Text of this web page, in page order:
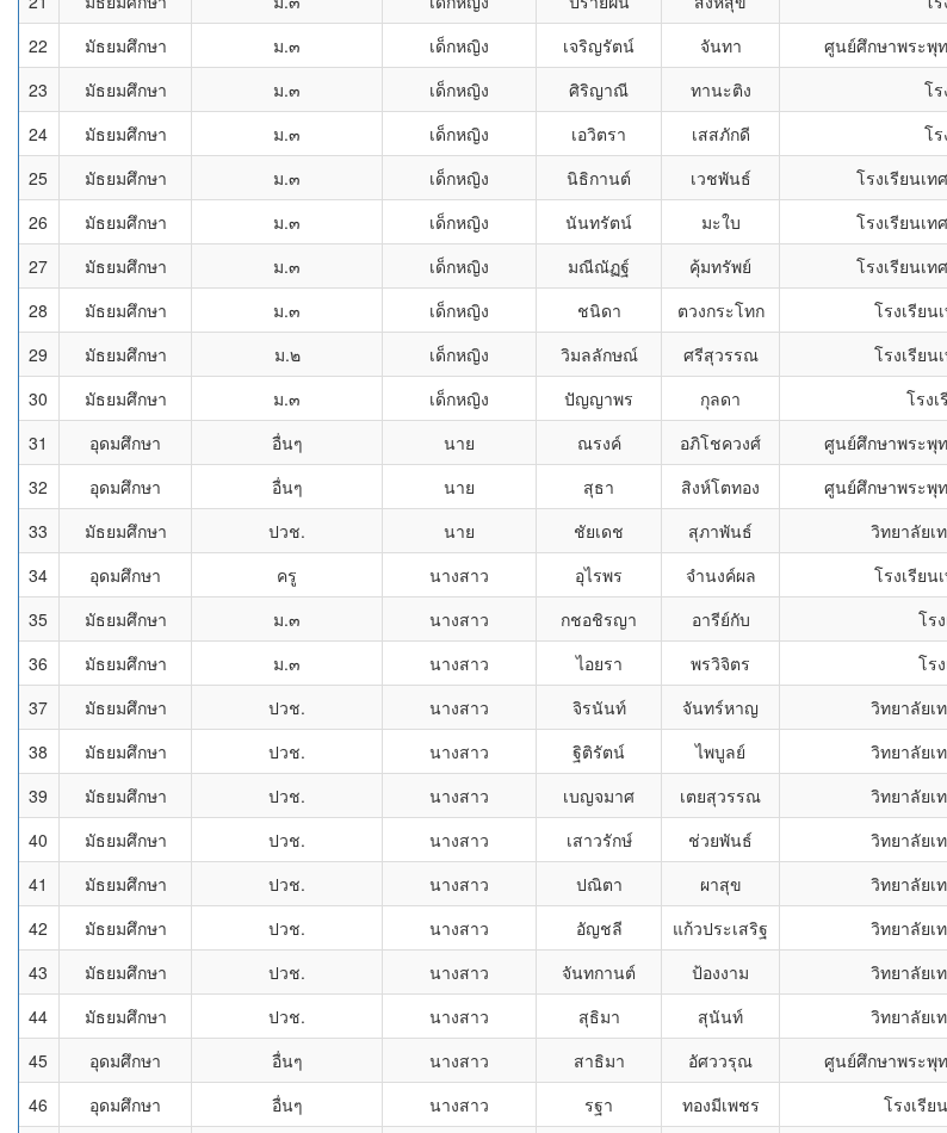
22
มัธยมศึกษา ม.๓ เด็กหญิง เจริญรัตน์ จันทา ศูนย์ศึกษาพระพุ
23
มัธยมศึกษา ม.๓ เด็กหญิง ศิริญาณี ทานะติง โ
24
มัธยมศึกษา ม.๓ เด็กหญิง เอวิตรา เสสภักดี โ
25
มัธยมศึกษา ม.๓ เด็กหญิง นิธิกานต์ เวชพันธ์ โรงเรียนเ
26
มัธยมศึกษา ม.๓ เด็กหญิง นันทรัตน์ มะใบ โรงเรียนเ
27
มัธยมศึกษา ม.๓ เด็กหญิง มณีณัฏฐ์ คุ้มทรัพย์ โรงเรียนเ
28
มัธยมศึกษา ม.๓ เด็กหญิง ชนิดา ตวงกระโทก โรงเรีย
29
มัธยมศึกษา ม.๒ เด็กหญิง วิมลลักษณ์ ศรีสุวรรณ โรงเรีย
30
มัธยมศึกษา ม.๓ เด็กหญิง ปัญญาพร กุลดา โรง
31
อุดมศึกษา อื่นๆ นาย ณรงค์ อภิโชควงศ์ ศูนย์ศึกษาพระพุ
32
อุดมศึกษา อื่นๆ นาย สุธา สิงห์โตทอง ศูนย์ศึกษาพระพุ
33
มัธยมศึกษา ปวช. นาย ชัยเดช สุภาพันธ์ วิทยาลัยเ
34
อุดมศึกษา ครู นางสาว อุไรพร จำนงค์ผล โรงเรีย
35
มัธยมศึกษา ม.๓ นางสาว กชอชิรญา อารีย์กับ โร
36
มัธยมศึกษา ม.๓ นางสาว ไอยรา พรวิจิตร โร
37
มัธยมศึกษา ปวช. นางสาว จิรนันท์ จันทร์หาญ วิทยาลัยเ
38
มัธยมศึกษา ปวช. นางสาว ฐิติรัตน์ ไพบูลย์ วิทยาลัยเ
39
มัธยมศึกษา ปวช. นางสาว เบญจมาศ เตยสุวรรณ วิทยาลัยเ
40
มัธยมศึกษา ปวช. นางสาว เสาวรักษ์ ช่วยพันธ์ วิทยาลัยเ
41
มัธยมศึกษา ปวช. นางสาว ปณิตา ผาสุข วิทยาลัยเ
42
มัธยมศึกษา ปวช. นางสาว อัญชลี แก้วประเสริฐ วิทยาลัยเ
43
มัธยมศึกษา ปวช. นางสาว จันทกานต์ ป้องงาม วิทยาลัยเ
44
มัธยมศึกษา ปวช. นางสาว สุธิมา สุนันท์ วิทยาลัยเ
45
อุดมศึกษา อื่นๆ นางสาว สาธิมา อัศววรุณ ศูนย์ศึกษาพระพุ
46
อุดมศึกษา อื่นๆ นางสาว รฐา ทองมีเพชร โรงเรี